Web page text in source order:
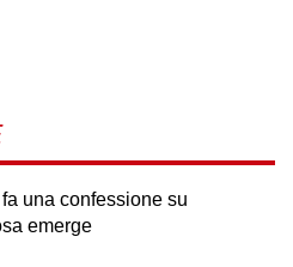
una confessione su
emerge